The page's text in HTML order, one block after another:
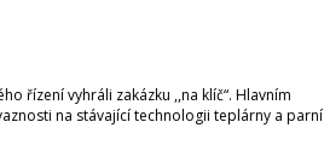
řízení vyhráli zakázku ,,na klíč“. Hlavním
na stávající technologii teplárny a parní